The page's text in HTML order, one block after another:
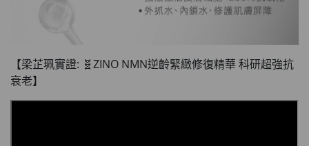
【梁芷珮實證: 🧬ZINO NMN逆齡緊緻修復精華 科研超強抗
衰老】